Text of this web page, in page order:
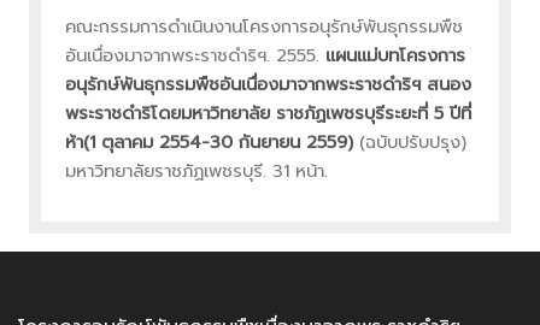
คณะกรรมการดำเนินงานโครงการอนุรักษ์พันธุกรรมพืช
อันเนื่องมาจากพระราชดำริฯ. 2555. แผนแม่บทโครงการ
อนุรักษ์พันธุกรรมพืชอันเนื่องมาจากพระราชดำริฯ สนอง
พระราชดำริโดยมหาวิทยาลัย ราชภัฏเพชรบุรีระยะที่ 5 ปีที่
ห้า(1 ตุลาคม 2554-30 กันยายน 2559) (ฉบับปรับปรุง)
มหาวิทยาลัยราชภัฏเพชรบุรี. 31 หน้า.